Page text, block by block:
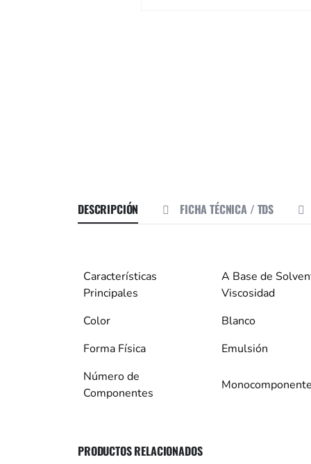
DESCRIPCIÓN FICHA TÉCNICA / TDS
Características
Principales
A Base de
Viscosidad
Color
Blanco
Forma Física
Emulsión
Número de
Componentes
Monocomponente
PRODUCTOS RELACIONADOS